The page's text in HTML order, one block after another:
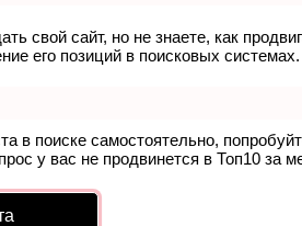
свой сайт, но не знаете, как
его позиций в поисковых системах.
в поиске самостоятельно,
у вас не продвинется в Топ10 за